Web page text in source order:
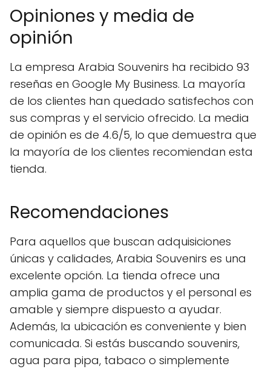
Opiniones y media de
opinión
La empresa Arabia Souvenirs ha recibido 93
reseñas en Google My Business. La mayoría
de los clientes han quedado satisfechos con
sus compras y el servicio ofrecido. La media
de opinión es de 4.6/5, lo que demuestra que
la mayoría de los clientes recomiendan esta
tienda.
Recomendaciones
Para aquellos que buscan adquisiciones
únicas y calidades, Arabia Souvenirs es una
excelente opción. La tienda ofrece una
amplia gama de productos y el personal es
amable y siempre dispuesto a ayudar.
Además, la ubicación es conveniente y bien
comunicada. Si estás buscando souvenirs,
agua para pipa, tabaco o simplemente